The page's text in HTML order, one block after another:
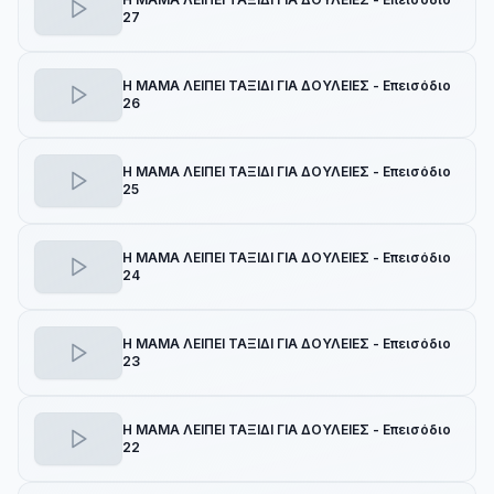
27
Η ΜΑΜΑ ΛΕΙΠΕΙ ΤΑΞΙΔΙ ΓΙΑ ΔΟΥΛΕΙΕΣ - Επεισόδιο
26
Η ΜΑΜΑ ΛΕΙΠΕΙ ΤΑΞΙΔΙ ΓΙΑ ΔΟΥΛΕΙΕΣ - Επεισόδιο
25
Η ΜΑΜΑ ΛΕΙΠΕΙ ΤΑΞΙΔΙ ΓΙΑ ΔΟΥΛΕΙΕΣ - Επεισόδιο
24
Η ΜΑΜΑ ΛΕΙΠΕΙ ΤΑΞΙΔΙ ΓΙΑ ΔΟΥΛΕΙΕΣ - Επεισόδιο
23
Η ΜΑΜΑ ΛΕΙΠΕΙ ΤΑΞΙΔΙ ΓΙΑ ΔΟΥΛΕΙΕΣ - Επεισόδιο
22